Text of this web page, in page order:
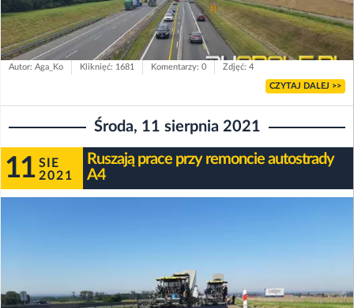
Autor: Aga_Ko Kliknięć: 1681 Komentarzy: 0 Zdjęć: 4
CZYTAJ DALEJ >>
Środa, 11 sierpnia 2021
11 SIE
2021
Ruszają prace przy remoncie autostrady
A4